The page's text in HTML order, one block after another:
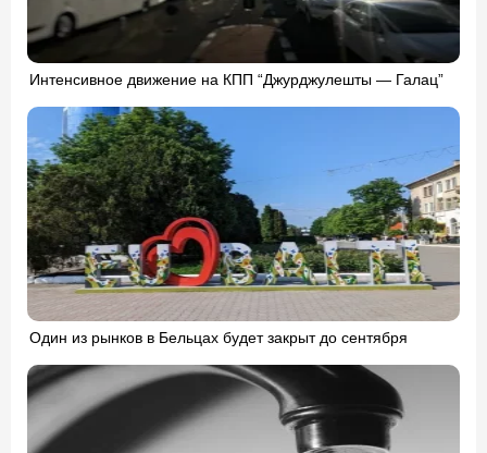
Интенсивное движение на КПП “Джурджулешты — Галац”
Один из рынков в Бельцах будет закрыт до сентября